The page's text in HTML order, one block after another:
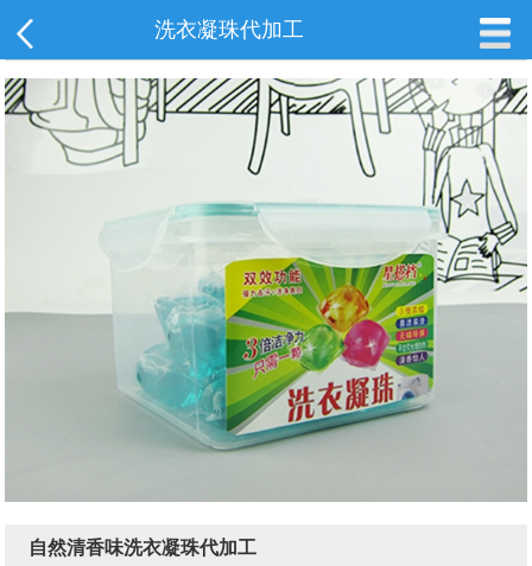
洗衣凝珠代加工
自然清香味洗衣凝珠代加工